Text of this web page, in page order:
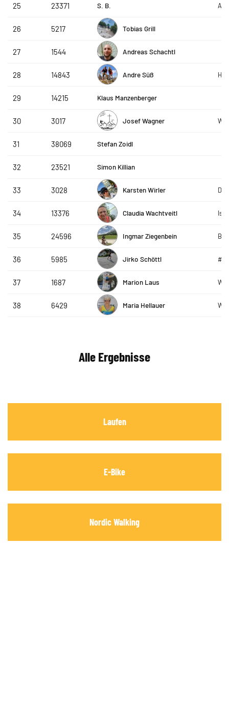
25 23371 S. B.
26 5217 Tobias Grill
27 1544 Andreas Schachtl
28 14843 Andre Süß
29 14215 Klaus Manzenberger
30 3017 Josef Wagner
31 38069 Stefan Zoidl
32 23521 Simon Killian
33 3028 Karsten Wirler Die
34 13376 Claudia Wachtveitl
35 24596 Ingmar Ziegenbein
36 5985 Jirko Schöttl
37 1687 Marion Laus
38 6429 Maria Hellauer
Alle Ergebnisse
Laufen
E-Bike
Nordic Walking